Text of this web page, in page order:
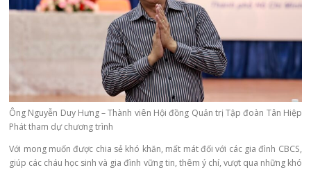
Ông Nguyễn Duy Hưng – Thành viên Hội đồng Quản trị Tập đoàn Tân Hiệp
Phát tham dự chương trình
Với mong muốn được chia sẻ khó khăn, mất mát đối với các gia đình CBCS,
giúp các cháu học sinh và gia đình vững tin, thêm ý chí, vượt qua những khó